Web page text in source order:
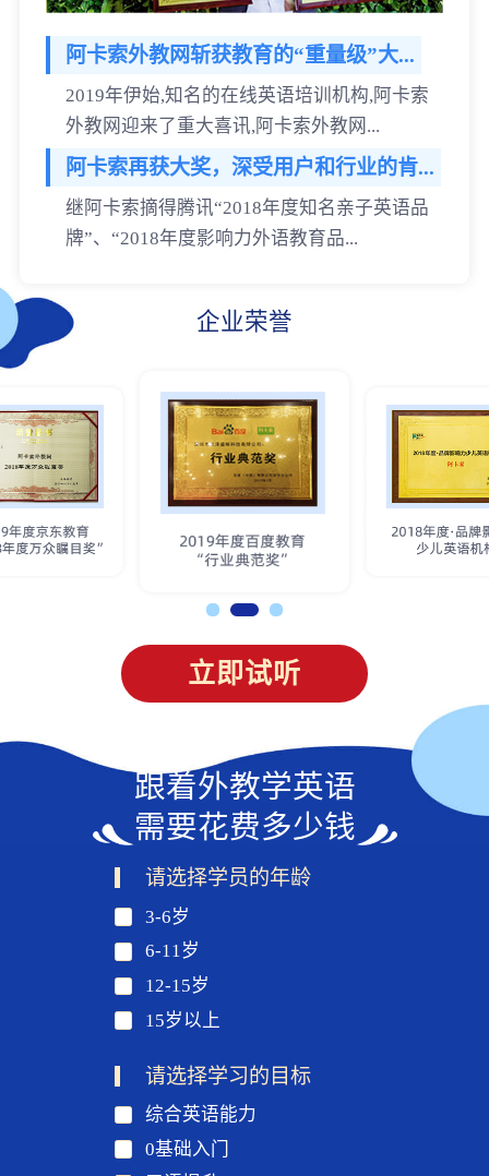
阿卡索外教网斩获教育的“重量级”大...
2019年伊始,知名的在线英语培训机构,阿卡索
外教网迎来了重大喜讯,阿卡索外教网...
阿卡索再获大奖，深受用户和行业的肯...
继阿卡索摘得腾讯“2018年度知名亲子英语品
牌”、“2018年度影响力外语教育品...
企业荣誉
立即试听
跟着外教学英语
需要花费多少钱
请选择学员的年龄
3-6岁
6-11岁
12-15岁
15岁以上
请选择学习的目标
综合英语能力
0基础入门